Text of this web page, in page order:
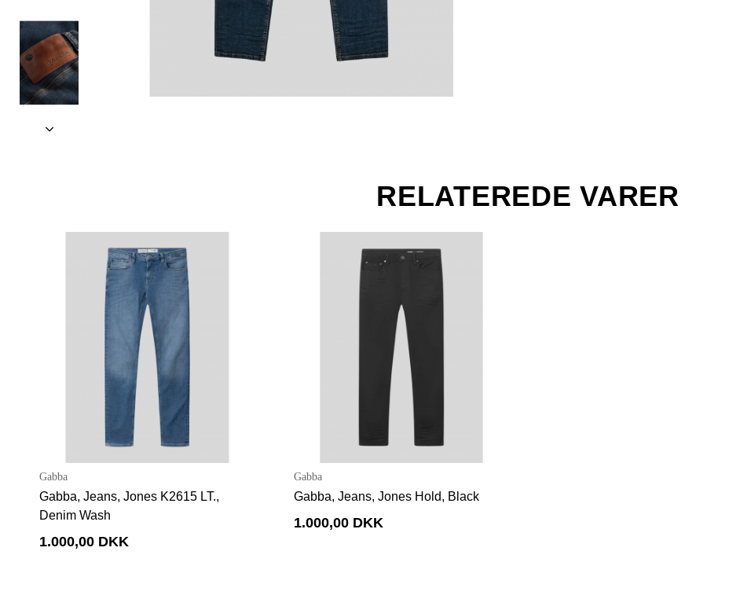
RELATEREDE VARER
Gabba
Gabba, Jeans, Jones K2615 LT.,
Denim Wash
1.000,00 DKK
Gabba
Gabba, Jeans, Jones Hold, Black
1.000,00 DKK